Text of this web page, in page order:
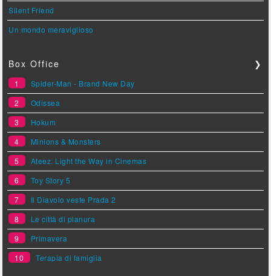
Silent Friend
Un mondo meraviglioso
Box Office ❯
1
Spider-Man - Brand New Day
2
Odissea
3
Hokum
4
Minions & Monsters
5
Ateez: Light the Way in Cinemas
6
Toy Story 5
7
Il Diavolo veste Prada 2
8
Le città di pianura
9
Primavera
10
Terapia di famiglia